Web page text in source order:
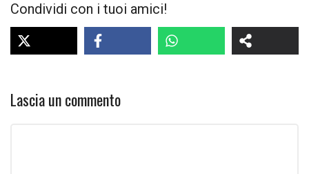
Condividi con i tuoi amici!
Lascia un commento